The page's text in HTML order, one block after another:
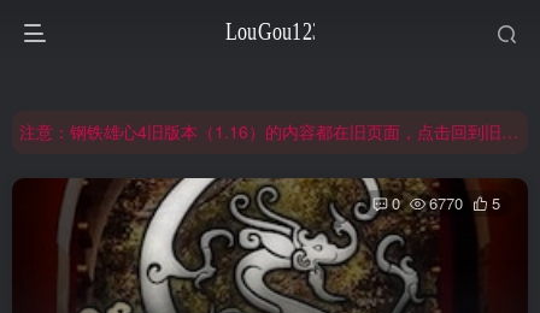
非常抱歉，节假日晚上服务器爆满，建议避开高峰时段访问。
注意：钢铁雄心4旧版本（1.16）的内容都在旧页面，点击回到旧版页面前往，网址：3yc.top
非常抱歉，节假日晚上服务器爆满，建议避开高峰时段访问。
网站合并公告：旧网页langou123.com的内容将搬迁到本页面，本页面后续可通过langou123.com和www.langou123.com访问。旧网页可通过3yc.top访问。
0 6770 5